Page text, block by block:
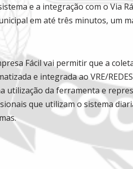
e a integração com o Via
em até três minutos, um
Fácil vai permitir que a
e integrada ao VRE/
utilização da ferramenta e
que utilizam o sistema